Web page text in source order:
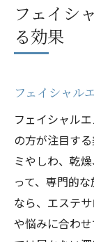
フェイシ
る効果
フェイシャル
フェイシャル
の方が注目す
ミやしわ、乾
って、専門的
なら、エステ
や悩みに合わ